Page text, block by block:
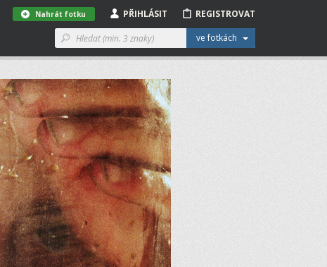
ve fotkách
REGISTROVAT
PŘIHLÁSIT
Nahrát fotku